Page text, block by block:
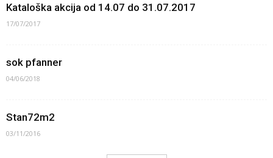
Kataloška akcija od 14.07 do 31.07.2017
17/07/2017
sok pfanner
04/06/2018
Stan72m2
03/11/2016